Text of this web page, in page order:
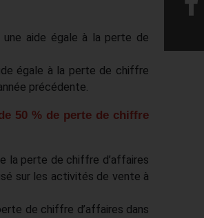
aide égale à la perte de
égale à la perte de chiffre
précédente.
50 % de perte de chiffre
la perte de chiffre d’affaires
sur les activités de vente à
de chiffre d’affaires dans